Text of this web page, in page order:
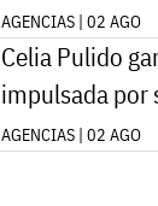
AGENCIAS | 02 AGO
Celia Pulido
impulsada por
AGENCIAS | 02 AGO